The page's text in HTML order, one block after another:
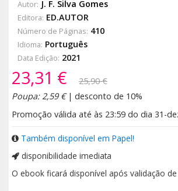
Autor: J. F. Silva Gomes
Editora: ED.AUTOR
Número de Páginas: 410
Idioma: Português
Data Edição: 2021
23,31 €
25,90 €
Poupa: 2,59 €| desconto de 10%
Promoção válida até às 23:59 do dia 31-
Também disponível em Papel!
disponibilidade imediata
O ebook ficará disponível após validação